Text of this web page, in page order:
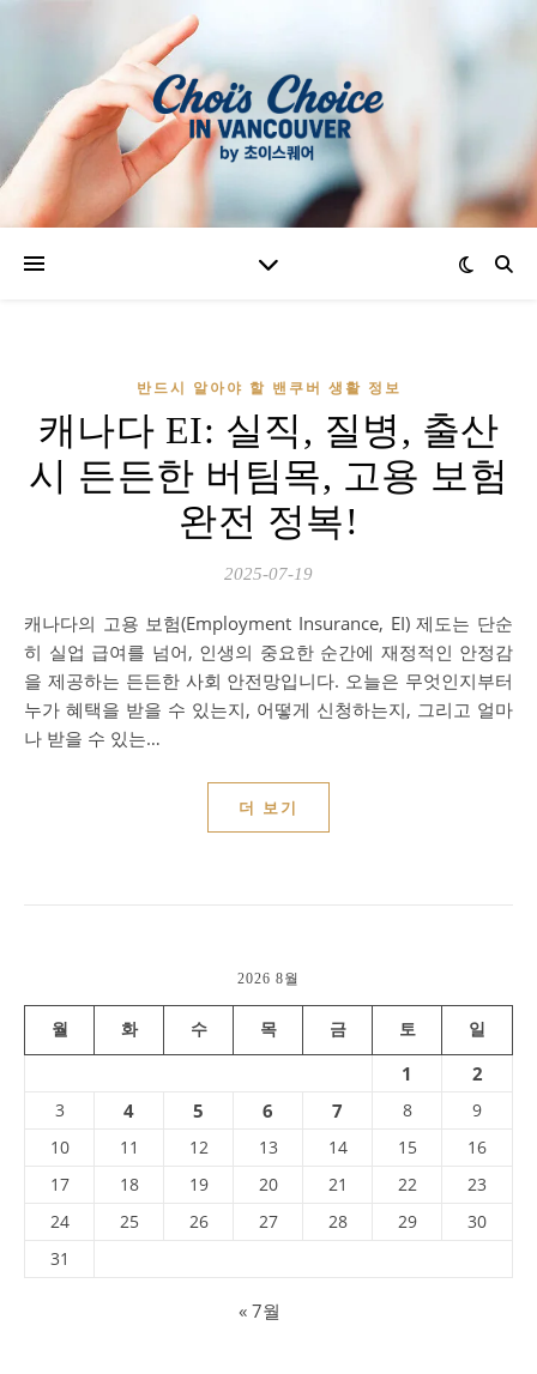
반드시 알아야 할 밴쿠버 생활 정보
캐나다 EI: 실직, 질병, 출산
시 든든한 버팀목, 고용 보험
완전 정복!
2025-07-19
캐나다의 고용 보험(Employment Insurance, EI) 제도는 단순
히 실업 급여를 넘어, 인생의 중요한 순간에 재정적인 안정감
을 제공하는 든든한 사회 안전망입니다. 오늘은 무엇인지부터
누가 혜택을 받을 수 있는지, 어떻게 신청하는지, 그리고 얼마
나 받을 수 있는…
더 보기
2026 8월
월 화 수 목 금 토 일
1 2
3 4 5 6 7 8
9
10
11 12 13 14 15
16
17
18 19 20 21 22
23
24
25 26 27 28 29
30
31
« 7월